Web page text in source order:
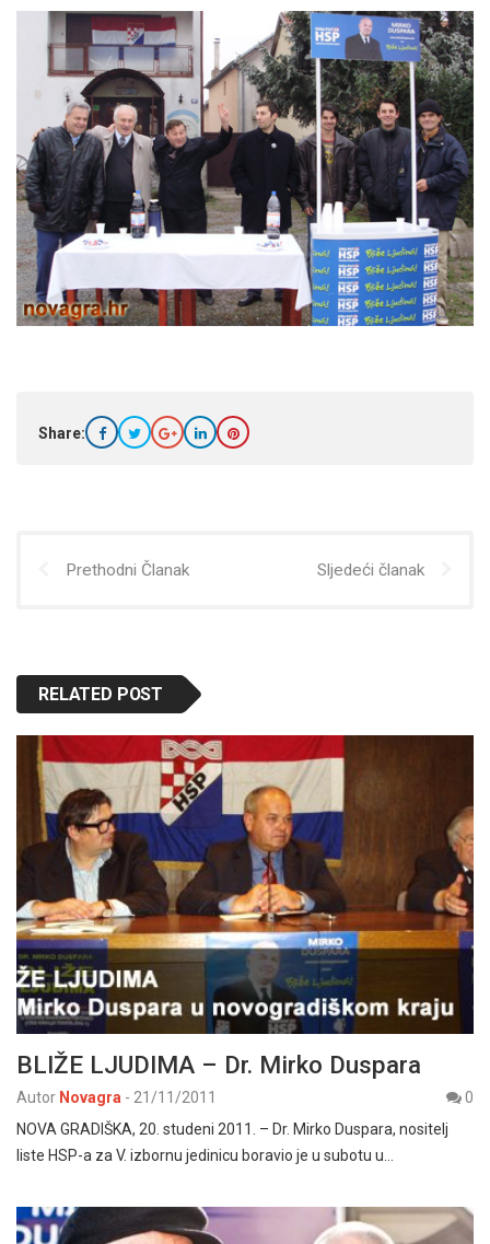
Share:
Prethodni Članak Sljedeći članak
RELATED POST
BLIŽE LJUDIMA – Dr. Mirko Duspara
Autor Novagra - 21/11/2011
0
NOVA GRADIŠKA, 20. studeni 2011. – Dr. Mirko Duspara, nositelj
liste HSP-a za V. izbornu jedinicu boravio je u subotu u…